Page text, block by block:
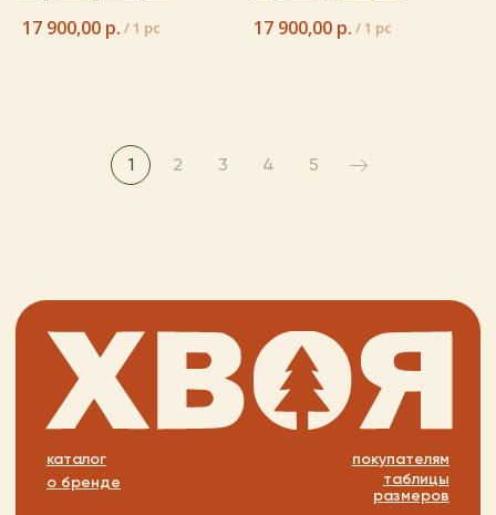
17 900,00 р. / 1 pc 17 900,00 р. / 1 pc
1 2 3 4 5